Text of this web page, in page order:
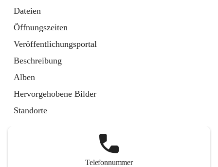
Dateien
Öffnungszeiten
Veröffentlichungsportal
Beschreibung
Alben
Hervorgehobene Bilder
Standorte
Telefonnummer